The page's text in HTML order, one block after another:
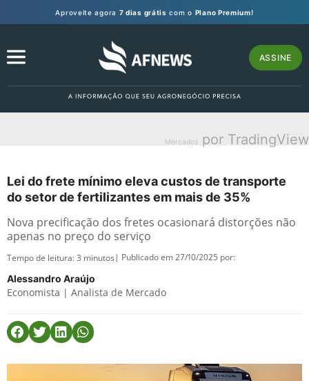
Aproveite agora 7 dias grátis com o Plano Premium!
ASSINE
Mercados por TradingView
Lei do frete mínimo eleva custos de transporte
do setor de fertilizantes em mais de 35%
Nova precificação dos fretes ocasionará distorções não
apenas no preço do serviço
Tempo de leitura:3 minutos | Publicado em 27/10/2025 por:
Alessandro Araújo
Economista | Analista de Mercado